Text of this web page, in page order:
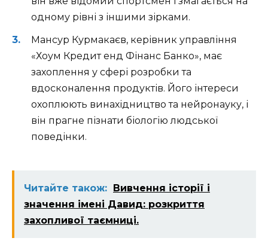
одному рівні з іншими зірками.
Мансур Курмакаєв, керівник управління
«Хоум Кредит енд Фінанс Банко», має
захоплення у сфері розробки та
вдосконалення продуктів. Його інтереси
охоплюють винахідництво та нейронауку, і
він прагне пізнати біологію людської
поведінки.
Читайте також: Вивчення історії і
значення імені Давид: розкриття
захопливої таємниці.